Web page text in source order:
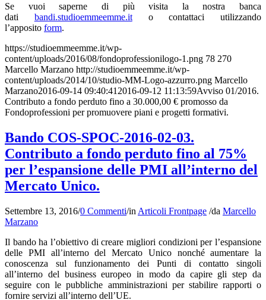
Se vuoi saperne di più visita la nostra banca
dati bandi.studioemmeemme.ito contattaci utilizzando
l’apposito form.
https://studioemmeemme.it/wp-
content/uploads/2016/08/fondoprofessionilogo-1.png 78 270
Marcello Marzano http://studioemmeemme.it/wp-
content/uploads/2014/10/studio-MM-Logo-azzurro.png Marcello
Marzano2016-09-14 09:40:41 2016-09-12 11:13:59Avviso 01/2016.
Contributo a fondo perduto fino a 30.000,00 € promosso da
Fondoprofessioni per promuovere piani e progetti formativi.
Bando COS-SPOC-2016-02-03.
Contributo a fondo perduto fino al 75%
per l’espansione delle PMI all’interno del
Mercato Unico.
Settembre 13, 2016/0 Commenti/in Articoli Frontpage /da Marcello
Marzano
Il bando ha l’obiettivo di creare migliori condizioni per l’espansione
delle PMI all’interno del Mercato Unico nonché aumentare la
conoscenza sul funzionamento dei Punti di contatto singoli
all’interno del business europeo in modo da capire gli step da
seguire con le pubbliche amministrazioni per stabilire rapporti o
fornire servizi all’interno dell’UE.